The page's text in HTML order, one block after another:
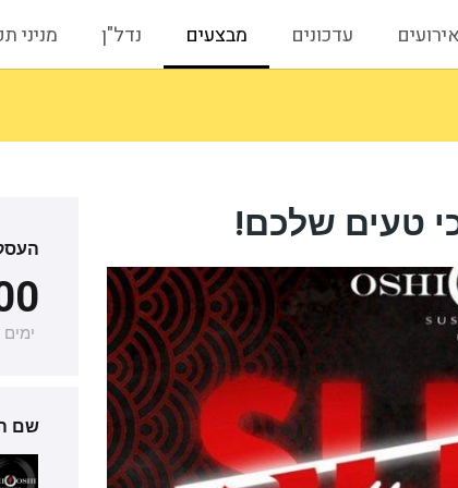
אירועים עדכונים מבצעים נדל"ן מניני
ימים
שם
טעים שלכם!